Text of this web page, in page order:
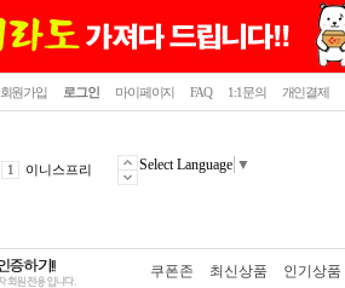
닫기
회원가입 로그인 마이페이지 FAQ 1:1문의 개인결제
1
4 메디힐
5 라네즈
Select Language ▼
쿠폰존 최신상품 인기상품